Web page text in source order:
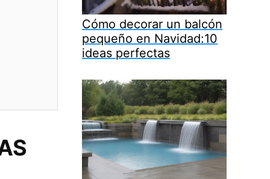
Cómo decorar un balcón
pequeño en Navidad:10
ideas perfectas